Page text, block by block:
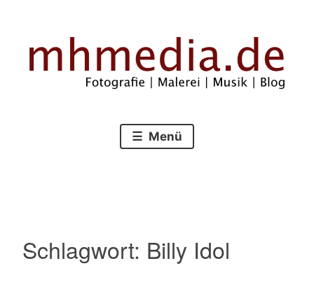
springen
mhmedia.de
Menü
Schlagwort: Billy Idol